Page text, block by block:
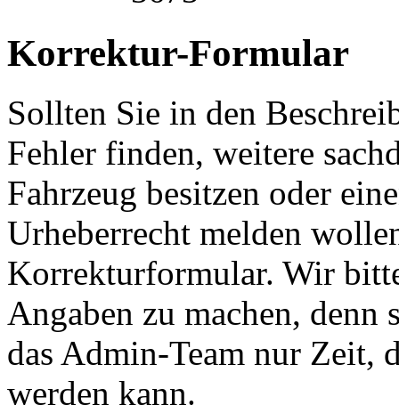
Korrektur-Formular
Sollten Sie in den
Fehler finden, weitere
Fahrzeug besitzen oder
Urheberrecht melden
Korrekturformular. Wir
Angaben zu machen,
das Admin-Team nur Zeit,
werden kann.